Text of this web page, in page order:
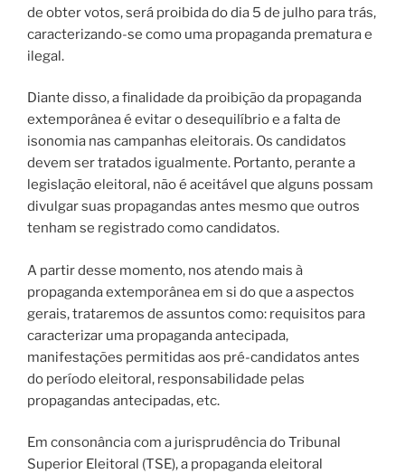
de obter votos, será proibida do dia 5 de julho para trás,
caracterizando-se como uma propaganda prematura e
ilegal.
Diante disso, a finalidade da proibição da propaganda
extemporânea é evitar o desequilíbrio e a falta de
isonomia nas campanhas eleitorais. Os candidatos
devem ser tratados igualmente. Portanto, perante a
legislação eleitoral, não é aceitável que alguns possam
divulgar suas propagandas antes mesmo que outros
tenham se registrado como candidatos.
A partir desse momento, nos atendo mais à
propaganda extemporânea em si do que a aspectos
gerais, trataremos de assuntos como: requisitos para
caracterizar uma propaganda antecipada,
manifestações permitidas aos pré-candidatos antes
do período eleitoral, responsabilidade pelas
propagandas antecipadas, etc.
Em consonância com a jurisprudência do Tribunal
Superior Eleitoral (TSE), a propaganda eleitoral